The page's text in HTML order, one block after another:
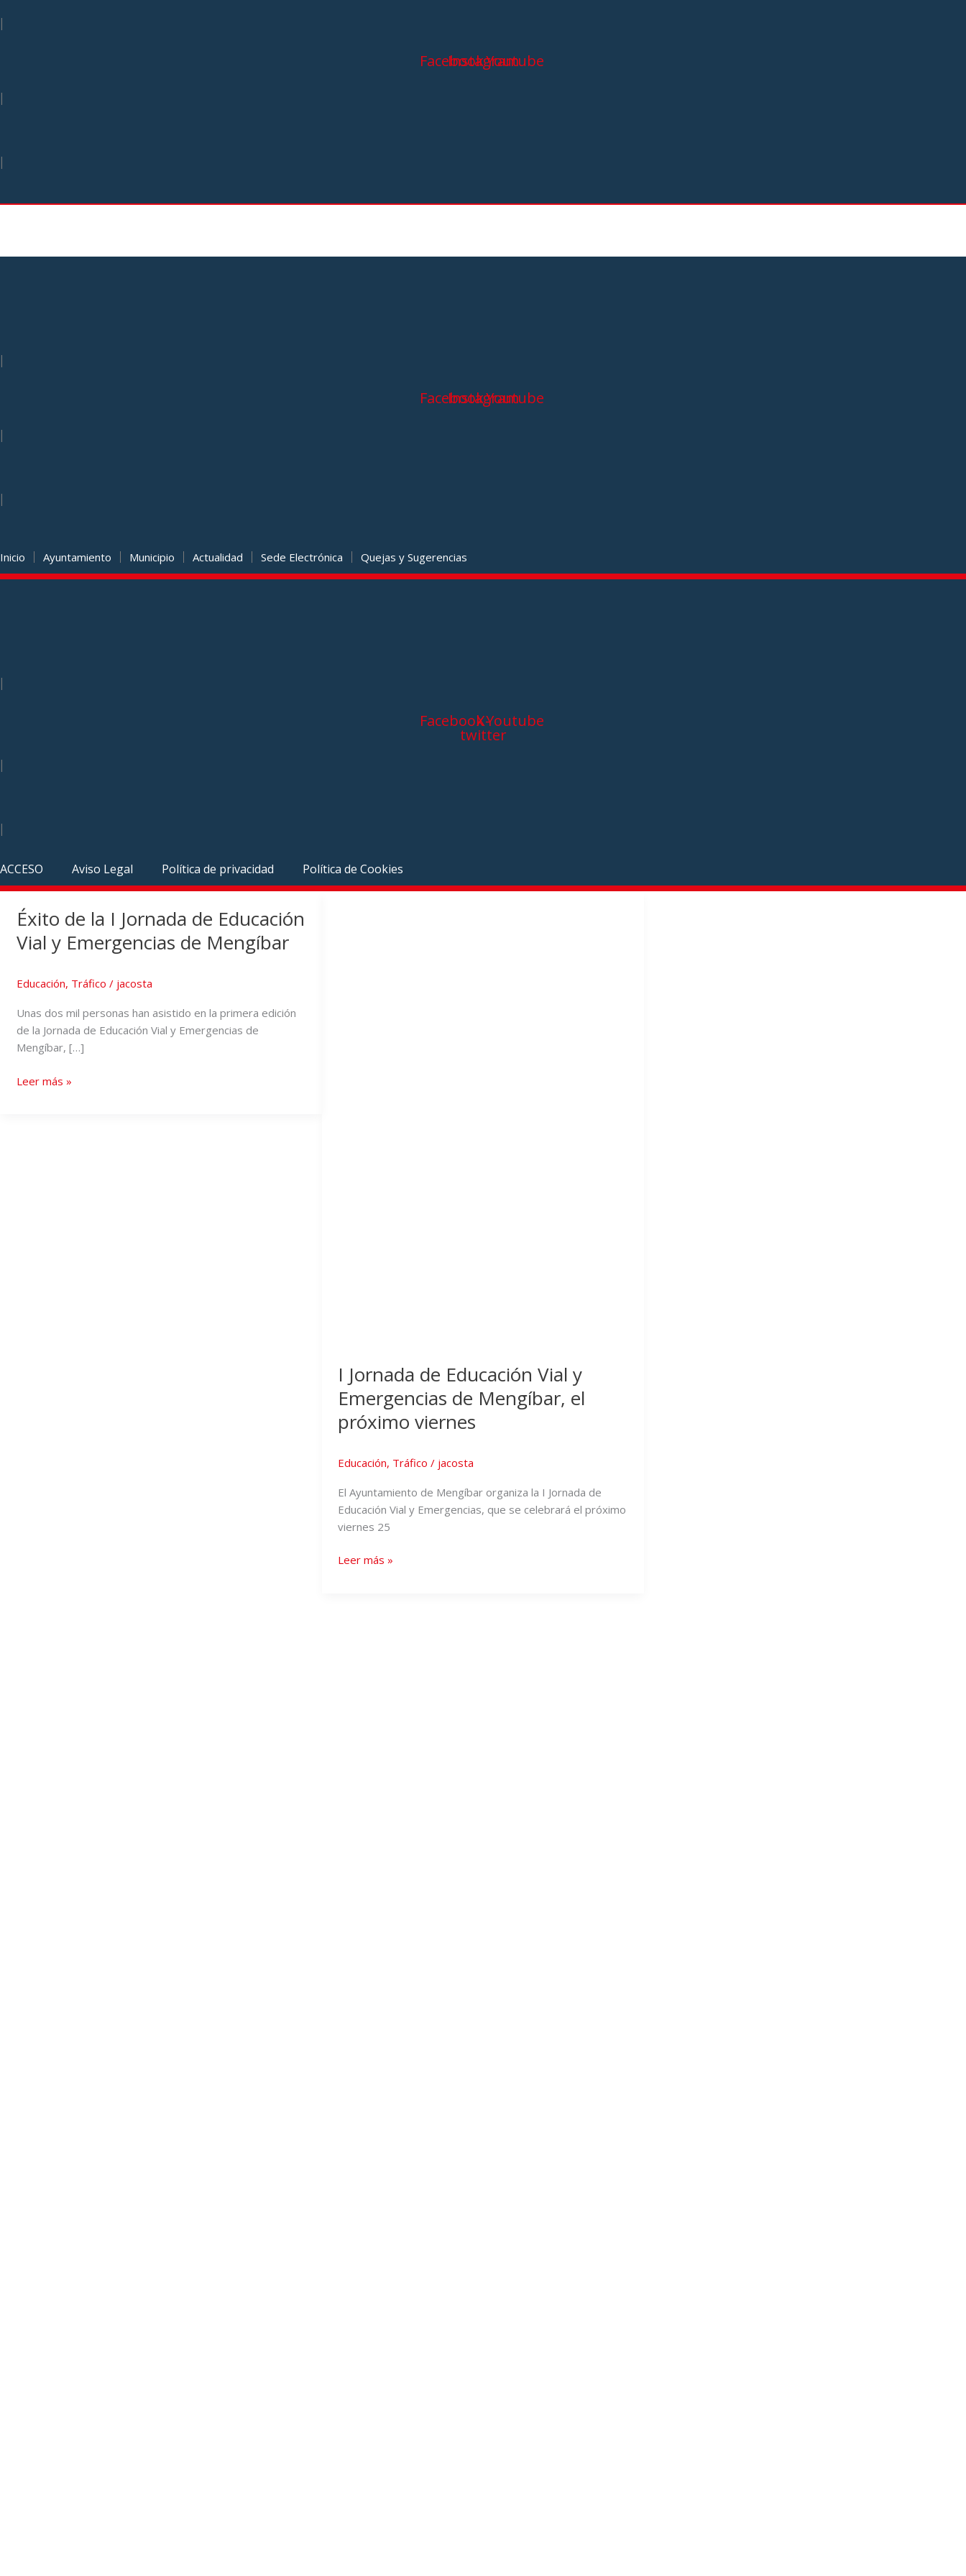
|
Facebook
Instagram
Youtube
|
|
|
Facebook
Instagram
Youtube
|
|
Inicio Ayuntamiento Municipio Actualidad Sede Electrónica Quejas y Sugerencias
|
FacebookX-
twitter
Youtube
|
|
ACCESO Aviso Legal Política de privacidad Política de Cookies
Éxito de la I Jornada de Educación
Vial y Emergencias de Mengíbar
Educación, Tráfico / jacosta
Unas dos mil personas han asistido en la primera edición
de la Jornada de Educación Vial y Emergencias de
Mengíbar, […]
Leer más »
I Jornada de Educación Vial y
Emergencias de Mengíbar, el
próximo viernes
Educación, Tráfico / jacosta
El Ayuntamiento de Mengíbar organiza la I Jornada de
Educación Vial y Emergencias, que se celebrará el próximo
viernes 25
Leer más »